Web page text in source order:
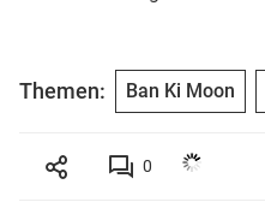
Themen: Ban Ki Moon
0